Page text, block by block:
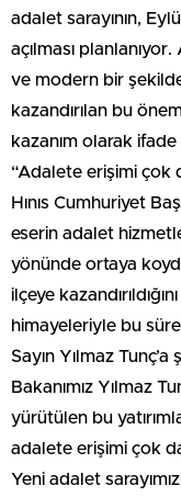
adalet sarayının,
açılması
ve modern bir
kazandırılan bu
kazanım olarak
“Adalete erişimi çok
Hınıs Cumhuriyet
eserin adalet
yönünde ortaya
ilçeye
himayeleriyle bu
Sayın Yılmaz
Bakanımız Yılmaz
yürütülen bu
adalete erişimi çok
Yeni adalet